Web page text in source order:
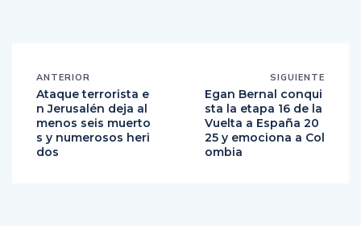
ANTERIOR
Ataque terrorista e
n Jerusalén deja al
menos seis muerto
s y numerosos heri
dos
SIGUIENTE
Egan Bernal conqui
sta la etapa 16 de la
Vuelta a España 20
25 y emociona a Col
ombia